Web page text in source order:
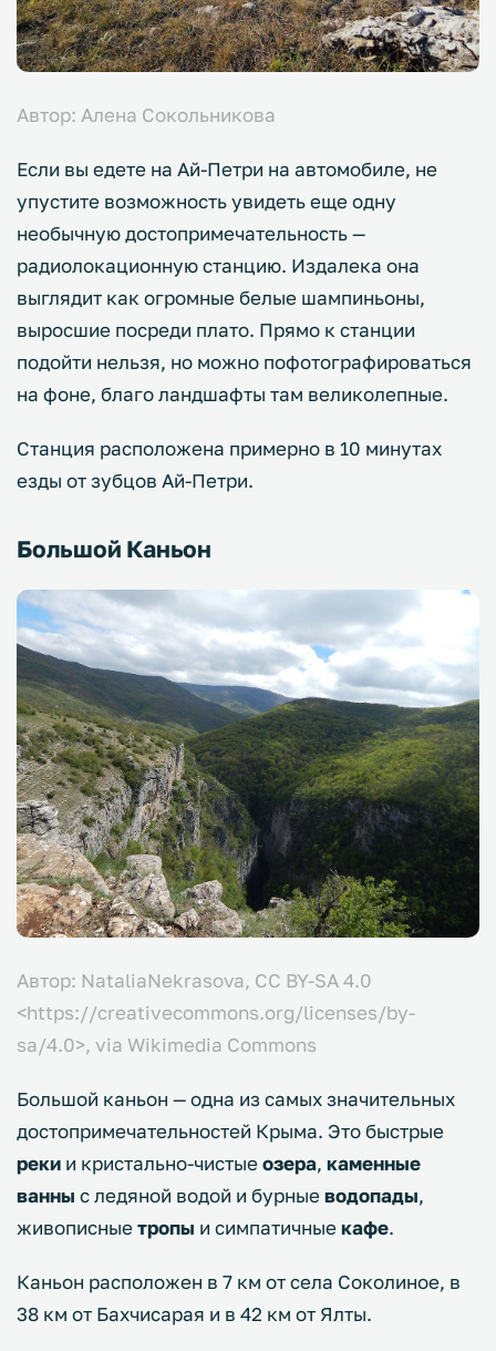
Автор: Алена Сокольникова
Если вы едете на Ай-Петри на автомобиле, не
упустите возможность увидеть еще одну
необычную достопримечательность —
радиолокационную станцию. Издалека она
выглядит как огромные белые шампиньоны,
выросшие посреди плато. Прямо к станции
подойти нельзя, но можно пофотографироваться
на фоне, благо ландшафты там великолепные.
Станция расположена примерно в 10 минутах
езды от зубцов Ай-Петри.
Большой Каньон
Автор: NataliaNekrasova, CC BY-SA 4.0
<https://creativecommons.org/licenses/by-
sa/4.0>, via Wikimedia Commons
Большой каньон — одна из самых значительных
достопримечательностей Крыма. Это быстрые
реки и кристально-чистые озера, каменные
ванны с ледяной водой и бурные водопады,
живописные тропы и симпатичные кафе.
Каньон расположен в 7 км от села Соколиное, в
38 км от Бахчисарая и в 42 км от Ялты.